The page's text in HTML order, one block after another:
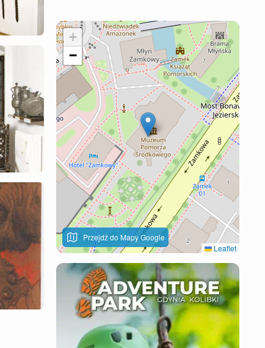
+
−
Przejdź do Mapy Google
Leaflet